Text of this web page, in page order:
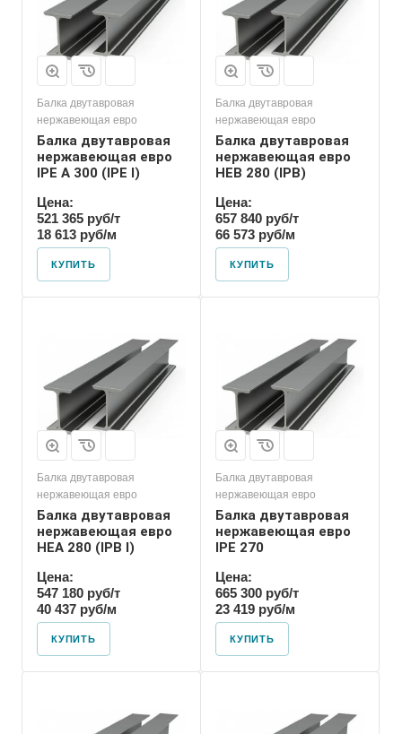
Балка двутавровая
нержавеющая евро
Балка двутавровая
нержавеющая евро
IPE A 300 (IPE l)
Цена:
521 365 руб/т
18 613 руб/м
КУПИТЬ
Балка двутавровая
нержавеющая евро
Балка двутавровая
нержавеющая евро
HEB 280 (IPB)
Цена:
657 840 руб/т
66 573 руб/м
КУПИТЬ
Балка двутавровая
нержавеющая евро
Балка двутавровая
нержавеющая евро
HEA 280 (IPB l)
Цена:
547 180 руб/т
40 437 руб/м
КУПИТЬ
Балка двутавровая
нержавеющая евро
Балка двутавровая
нержавеющая евро
IPE 270
Цена:
665 300 руб/т
23 419 руб/м
КУПИТЬ